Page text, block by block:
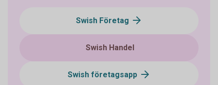
Swish Företag
Swish Handel
Swish företagsapp